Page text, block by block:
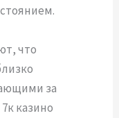
что
за
казино